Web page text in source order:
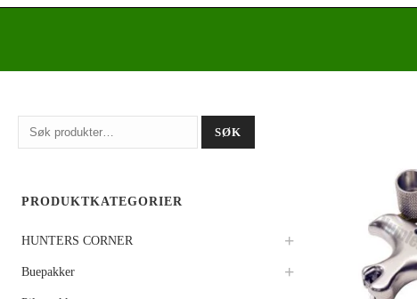
Søk
etter:
SØK
PRODUKTKATEGORIER
HUNTERS CORNER
Buepakker